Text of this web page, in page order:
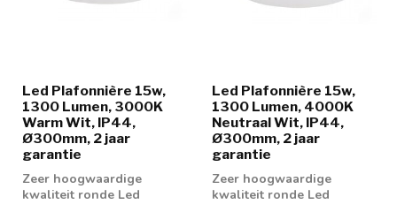
Led Plafonnière 15w,
1300 Lumen, 3000K
Warm Wit, IP44,
Ø300mm, 2 jaar
garantie
Zeer hoogwaardige
kwaliteit ronde Led
Led Plafonnière 15w,
1300 Lumen, 4000K
Neutraal Wit, IP44,
Ø300mm, 2 jaar
garantie
Zeer hoogwaardige
kwaliteit ronde Led